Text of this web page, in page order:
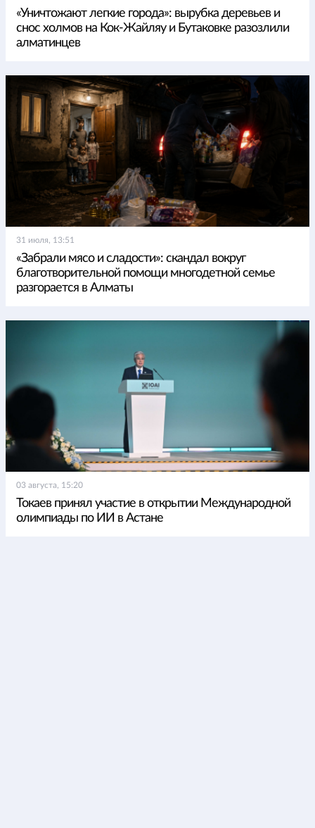
«Уничтожают легкие города»: вырубка деревьев и
снос холмов на Кок-Жайляу и Бутаковке разозлили
алматинцев
31 июля, 13:51
«Забрали мясо и сладости»: скандал вокруг
благотворительной помощи многодетной семье
разгорается в Алматы
03 августа, 15:20
Токаев принял участие в открытии Международной
олимпиады по ИИ в Астане